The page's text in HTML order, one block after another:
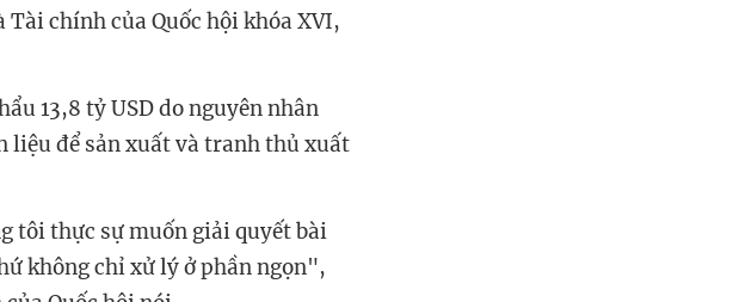
chính của Quốc hội khóa XVI,
13,8 tỷ USD do nguyên nhân
liệu để sản xuất và tranh thủ xuất
tôi thực sự muốn giải quyết bài
không chỉ xử lý ở phần ngọn",